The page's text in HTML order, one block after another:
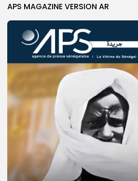
APS MAGAZINE VERSION AR